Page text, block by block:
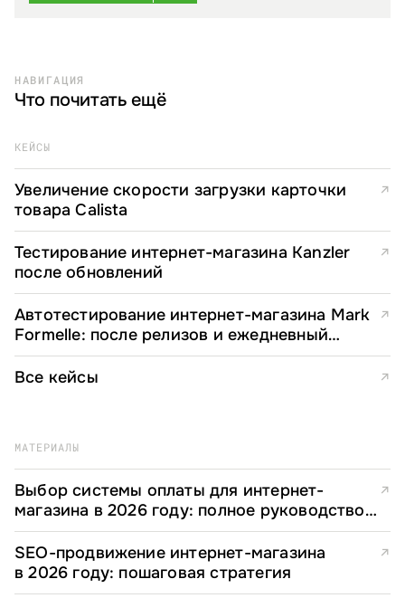
НАВИГАЦИЯ
Что почитать ещё
КЕЙСЫ
Увеличение скорости загрузки карточки
товара Calista
↗
Тестирование интернет-магазина Kanzler
после обновлений
↗
Автотестирование интернет-магазина Mark
Formelle: после релизов и ежедневный
мониторинг
↗
Все кейсы ↗
МАТЕРИАЛЫ
Выбор системы оплаты для интернет-
магазина в 2026 году: полное руководство
для e-commerce директоров
↗
SEO-продвижение интернет-магазина
в 2026 году: пошаговая стратегия
↗